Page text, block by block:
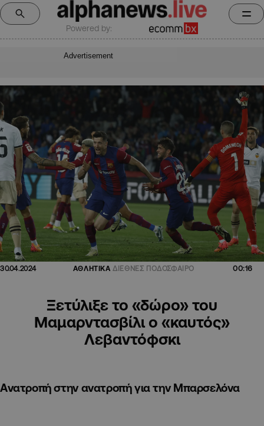
Powered by:
Advertisement
30.04.2024 ΑΘΛΗΤΙΚΑ ΔΙΕΘΝΕΣ ΠΟΔΟΣΦΑΙΡΟ 00:16
Ξετύλιξε το «δώρο» του
Μαμαρντασβίλι ο «καυτός»
Λεβαντόφσκι
Aνατροπή στην ανατροπή για την Μπαρσελόνα